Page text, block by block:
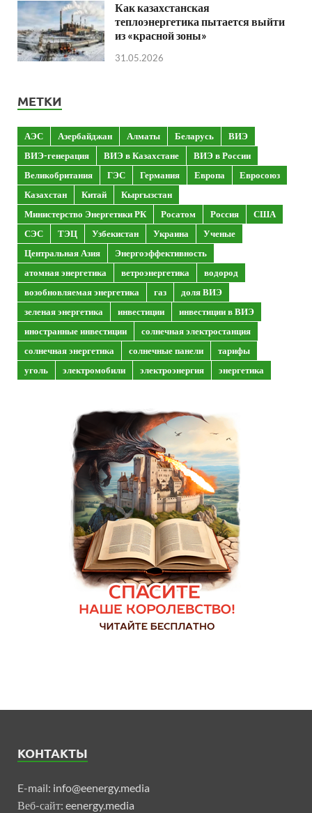
Как казахстанская
теплоэнергетика пытается выйти
из «красной зоны»
31.05.2026
МЕТКИ
АЭС Азербайджан Алматы Беларусь
ВИЭ
ВИЭ-генерация
ВИЭ в Казахстане
ВИЭ в России
Великобритания
ГЭС Германия Европа
Евросоюз
Казахстан
Китай
Кыргызстан
Министерство Энергетики РК
Росатом Россия
США
СЭС
ТЭЦ Узбекистан Украина
Ученые
Центральная Азия
Энергоэффективность
атомная энергетика
ветроэнергетика
водород
возобновляемая энергетика
газ
доля ВИЭ
зеленая энергетика
инвестиции
инвестиции в ВИЭ
иностранные инвестиции
солнечная электростанция
солнечная энергетика
солнечные панели
тарифы
уголь
электромобили электроэнергия энергетика
КОНТАКТЫ
E-mail: info@eenergy.media
Веб-сайт: eenergy.media